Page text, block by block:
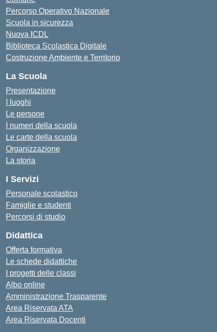
Percorso Operativo Nazionale
Scuola in sicurezza
Nuova ICDL
Biblioteca Scolastica Digitale
Costruzione Ambiente e Territorio
La Scuola
Presentazione
I luoghi
Le persone
I numeri della scuola
Le carte della scuola
Organizzazione
La storia
I Servizi
Personale scolastico
Famiglie e studenti
Percorsi di studio
Didattica
Offerta formativa
Le schede didattiche
I progetti delle classi
Albo online
Amministrazione Trasparente
Area Riservata ATA
Area Riservata Docenti